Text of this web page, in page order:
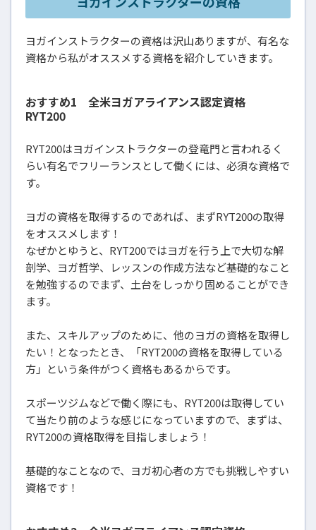
ヨガインストラクターの資格は沢山ありますが、有名な
資格から私がオススメする資格を紹介していきます。
おすすめ1 全米ヨガアライアンス認定資格
RYT200
RYT200はヨガインストラクターの登竜門と言われるく
らい有名でフリーランスとして働くには、必須な資格で
す。
ヨガの資格を取得するのであれば、まずRYT200の取得
をオススメします！
なぜかとゆうと、RYT200ではヨガを行う上で大切な解
剖学、ヨガ哲学、レッスンの作成方法など基礎的なこと
を勉強するのでまず、土台をしっかり固めることができ
ます。
また、スキルアップのために、他のヨガの資格を取得し
たい！となったとき、「RYT200の資格を取得している
方」という条件がつく資格もあるからです。
スポーツジムなどで働く際にも、RYT200は取得してい
て当たり前のような感じになっていますので、まずは、
RYT200の資格取得を目指しましょう！
基礎的なことなので、ヨガ初心者の方でも挑戦しやすい
資格です！